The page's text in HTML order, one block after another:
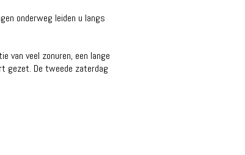
onderweg leiden u langs
van veel zonuren, een lange
gezet. De tweede zaterdag